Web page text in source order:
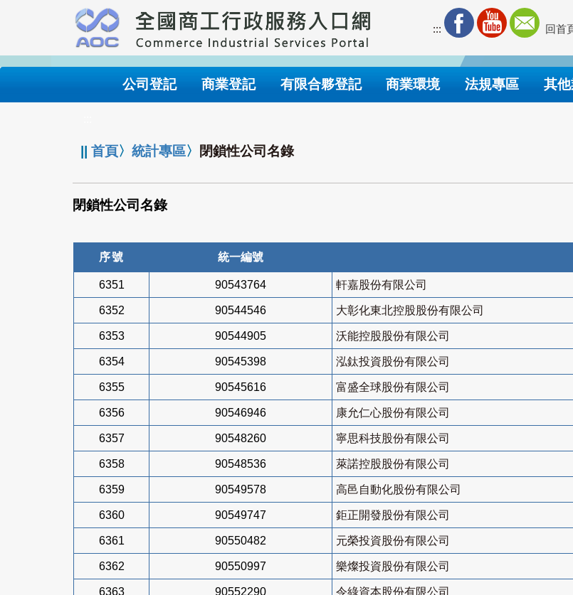
要
內
::: 回首
公司登記 商業登記 有限合夥登記 商業環境 法規專區 其
||首頁〉統計專區〉 閉鎖性公司名錄
閉鎖性公司名錄
序號 統一編號
6351 90543764 軒嘉股份有限公司
6352 90544546 大彰化東北控股股份有限公司
6353 90544905 沃能控股股份有限公司
6354 90545398 泓鈦投資股份有限公司
6355 90545616 富盛全球股份有限公司
6356 90546946 康允仁心股份有限公司
6357 90548260 寧思科技股份有限公司
6358 90548536 萊諾控股股份有限公司
6359 90549578 高邑自動化股份有限公司
6360 90549747 鉅正開發股份有限公司
6361 90550482 元榮投資股份有限公司
6362 90550997 樂燦投資股份有限公司
6363 90552290 令綠資本股份有限公司